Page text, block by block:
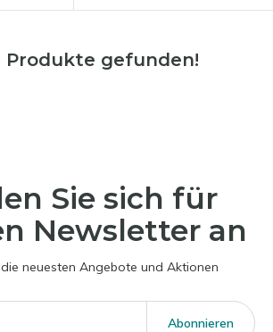
Produkte gefunden!
Sie sich für
Newsletter an
neuesten Angebote und Aktionen
Abonnieren